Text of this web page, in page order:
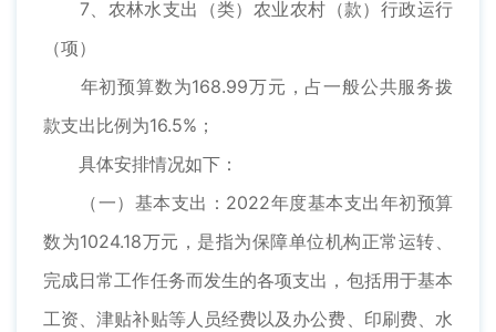
7、农林水支出（类）农业农村（款）行政运行
（项）
年初预算数为168.99万元，占一般公共服务拨
款支出比例为16.5%；
具体安排情况如下：
（一）基本支出：2022年度基本支出年初预算
数为1024.18万元，是指为保障单位机构正常运转、
完成日常工作任务而发生的各项支出，包括用于基本
工资、津贴补贴等人员经费以及办公费、印刷费、水